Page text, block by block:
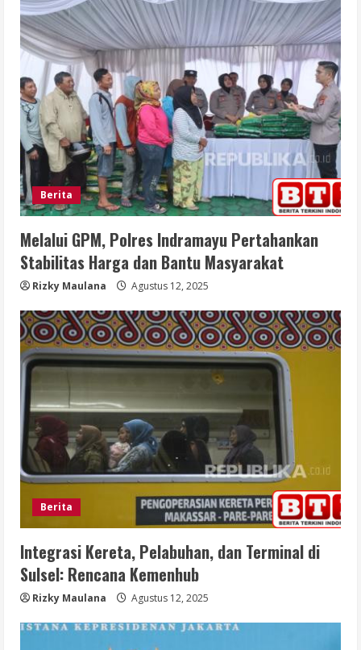
Berita
Melalui GPM, Polres Indramayu Pertahankan
Stabilitas Harga dan Bantu Masyarakat
Rizky Maulana Agustus 12, 2025
Berita
Integrasi Kereta, Pelabuhan, dan Terminal di
Sulsel: Rencana Kemenhub
Rizky Maulana Agustus 12, 2025